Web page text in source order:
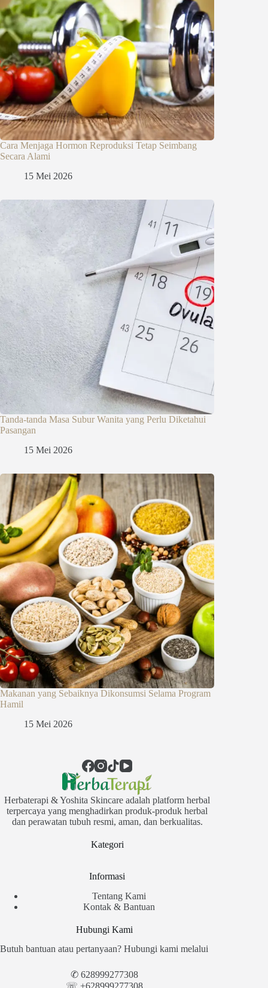
Cara Menjaga Hormon Reproduksi Tetap Seimbang
Secara Alami
15 Mei 2026
Tanda-tanda Masa Subur Wanita yang Perlu Diketahui
Pasangan
15 Mei 2026
Makanan yang Sebaiknya Dikonsumsi Selama Program
Hamil
15 Mei 2026
Herbaterapi & Yoshita Skincare adalah platform herbal
terpercaya yang menghadirkan produk-produk herbal
dan perawatan tubuh resmi, aman, dan berkualitas.
Kategori
Informasi
Tentang Kami
Kontak & Bantuan
Hubungi Kami
Butuh bantuan atau pertanyaan? Hubungi kami melalui
✆ 628999277308